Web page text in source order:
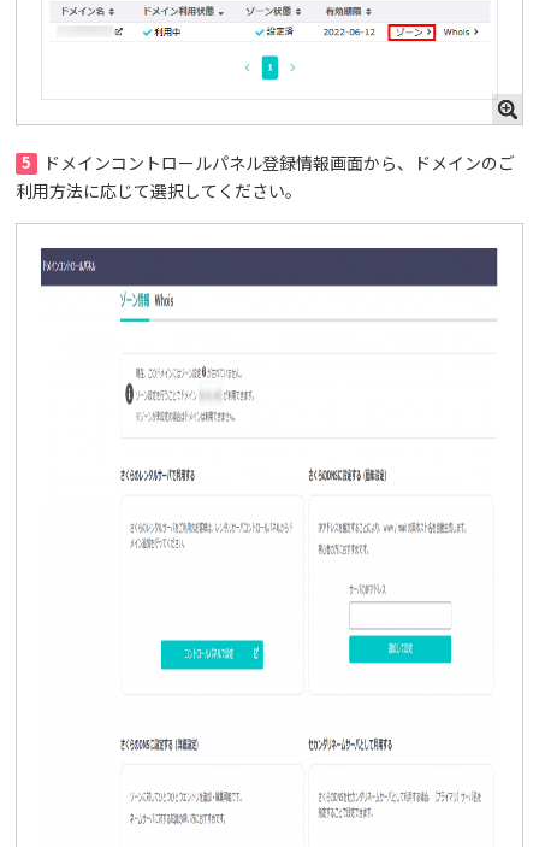
5
ドメインコントロールパネル登録情報画面から、ドメインのご
利用方法に応じて選択してください。